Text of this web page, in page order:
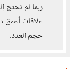
ربما لم نحتج
علاقات أعمق
حجم العدد.